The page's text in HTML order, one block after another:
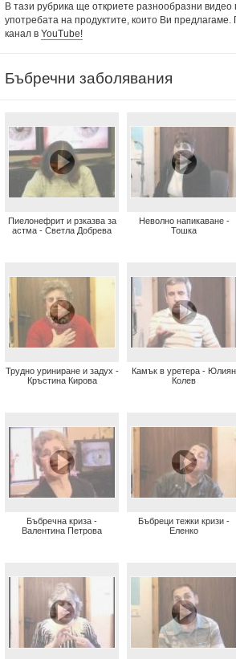
В тази рубрика ще откриете разнообразни
употребата на продуктите, които Ви
канал в YouTube!
Бъбречни заболявания
Пиелонефрит и рзказва за
астма - Светла Добрева
Неволно напикаване -
Тошка
Трудно уриниране и задух -
Кръстина Кирова
Камък в уретера - Юлиян
Колев
Бъбречна криза -
Валентина Петрова
Бъбреци тежки кризи -
Еленко